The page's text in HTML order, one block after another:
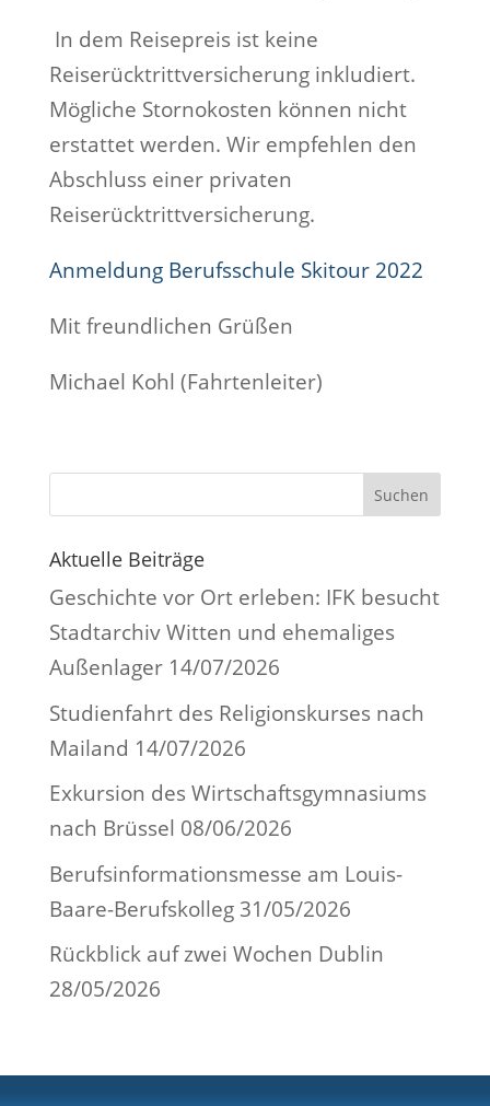
In dem Reisepreis ist keine
Reiserücktrittversicherung inkludiert.
Mögliche Stornokosten können nicht
erstattet werden. Wir empfehlen den
Abschluss einer privaten
Reiserücktrittversicherung.
Anmeldung Berufsschule Skitour 2022
Mit freundlichen Grüßen
Michael Kohl (Fahrtenleiter)
Suchen
Aktuelle Beiträge
Geschichte vor Ort erleben: IFK besucht
Stadtarchiv Witten und ehemaliges
Außenlager 14/07/2026
Studienfahrt des Religionskurses nach
Mailand 14/07/2026
Exkursion des Wirtschaftsgymnasiums
nach Brüssel 08/06/2026
Berufsinformationsmesse am Louis-
Baare-Berufskolleg 31/05/2026
Rückblick auf zwei Wochen Dublin
28/05/2026